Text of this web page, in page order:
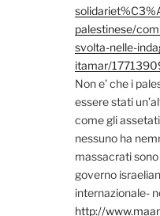
palestinese/
svolta-nelle-
itamar/
Non e’ che i
essere stati
come gli
nessuno ha
massacrati
governo
internazionale-
http://